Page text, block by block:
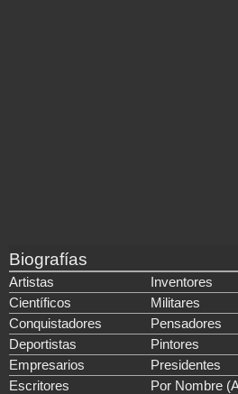
Biografías
Artistas
Inventores
Científicos
Militares
Conquistadores
Pensadores
Deportistas
Pintores
Empresarios
Presidentes
Escritores
Por Nombre